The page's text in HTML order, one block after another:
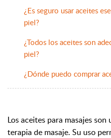
¿Es seguro usar aceites
piel?
¿Todos los aceites son
piel?
¿Dónde puedo comprar
Los aceites para masajes
terapia de masaje. Su uso